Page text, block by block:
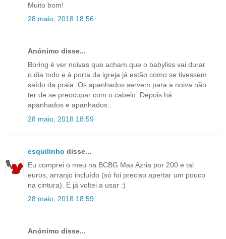
Muito bom!
28 maio, 2018 18:56
Anónimo disse...
Boring é ver noivas que acham que o babyliss vai durar
o dia todo e à porta da igreja já estão como se tivessem
saído da praia. Os apanhados servem para a noiva não
ter de se preocupar com o cabelo. Depois há
apanhados e apanhados...
28 maio, 2018 18:59
esquilinho disse...
Eu comprei o meu na BCBG Max Azria por 200 e tal
euros, arranjo incluído (só foi preciso apertar um pouco
na cintura). E já voltei a usar :)
28 maio, 2018 18:59
Anónimo disse...